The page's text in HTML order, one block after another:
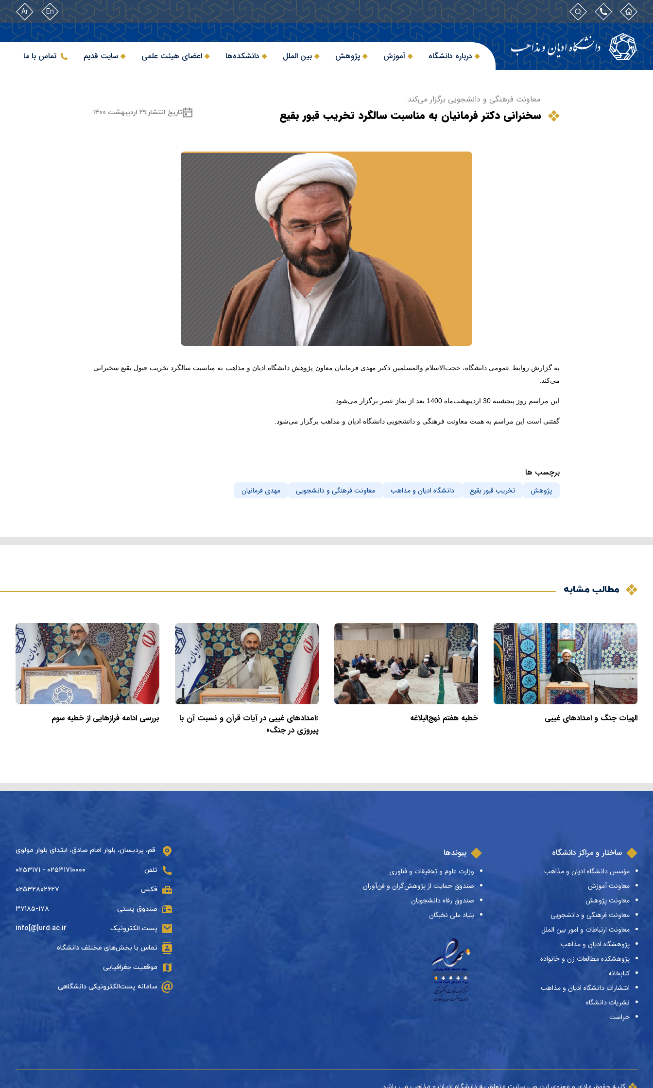
En
Ar
درباره دانشگاه آموزش پژوهش بین الملل دانشکده‌ها اعضای هیئت علمی سایت قدیم تماس با ما
معاونت فرهنگی و دانشجویی برگزار می‌کند:
سخنرانی دکتر فرمانیان به مناسبت سالگرد تخریب قبور بقیع تاریخ انتشار:۲۹ اردیبهشت ۱۴۰۰
به گزارش روابط عمومی دانشگاه، حجت‌الاسلام والمسلمین دکتر مهدی فرمانیان معاون پژوهش دانشگاه ادیان و مذاهب به مناسبت سالگرد تخریب قبول بقیع سخنرانی
می‌کند.
این مراسم روز پنجشنبه 30 اردیبهشت‌ماه 1400 بعد از نماز عصر برگزار می‌شود.
گفتنی است این مراسم به همت معاونت فرهنگی و دانشجویی دانشگاه ادیان و مذاهب برگزار می‌شود.
برچسب ها
پژوهش تخریب قبور بقیع دانشگاه ادیان و مذاهب معاونت فرهنگی و دانشجویی مهدی فرمانیان
مطالب مشابه
الهیات جنگ و امدادهای غیبی خطبه هفتم نهج‌البلاغه
«امدادهای غیبی در آیات قرآن و نسبت آن با
پیروزی در جنگ»
بررسی ادامه فرازهایی از خطبه سوم
ساختار و مراکز دانشگاه
مؤسس دانشگاه ادیان و مذاهب
معاونت آموزش
معاونت پژوهش
معاونت فرهنگی و دانشجویی
معاونت ارتباطات و امور بین الملل
پژوهشگاه ادیان و مذاهب
پژوهشکده مطالعات زن و خانواده
کتابخانه
انتشارات دانشگاه ادیان و مذاهب
نشریات دانشگاه
حراست
پیوندها
وزارت علوم و تحقیقات و فناوری
صندوق حمایت از پژوهش‌گران و فن‌آوران
صندوق رفاه دانشجویان
بنیاد ملی نخبگان
قم، پردیسان، بلوار امام صادق، ابتدای بلوار مولوی
تلفن ۰۲۵۳۱۷۱۰۰۰۰ - ۰۲۵۳۱۷۱
فکس ۰۲۵۳۲۸۰۲۶۲۷
صندوق پستی ۳۷۱۸۵-۱۷۸
پست الکترونیک info[@]urd.ac.ir
تماس با بخش‌های مختلف دانشگاه
موقعیت جغرافیایی
سامانه پست‌الکترونیکی دانشگاهی